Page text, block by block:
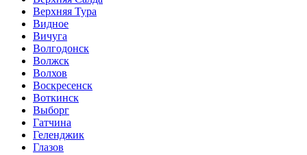
Верхняя Тура
Видное
Вичуга
Волгодонск
Волжск
Волхов
Воскресенск
Воткинск
Выборг
Гатчина
Геленджик
Глазов